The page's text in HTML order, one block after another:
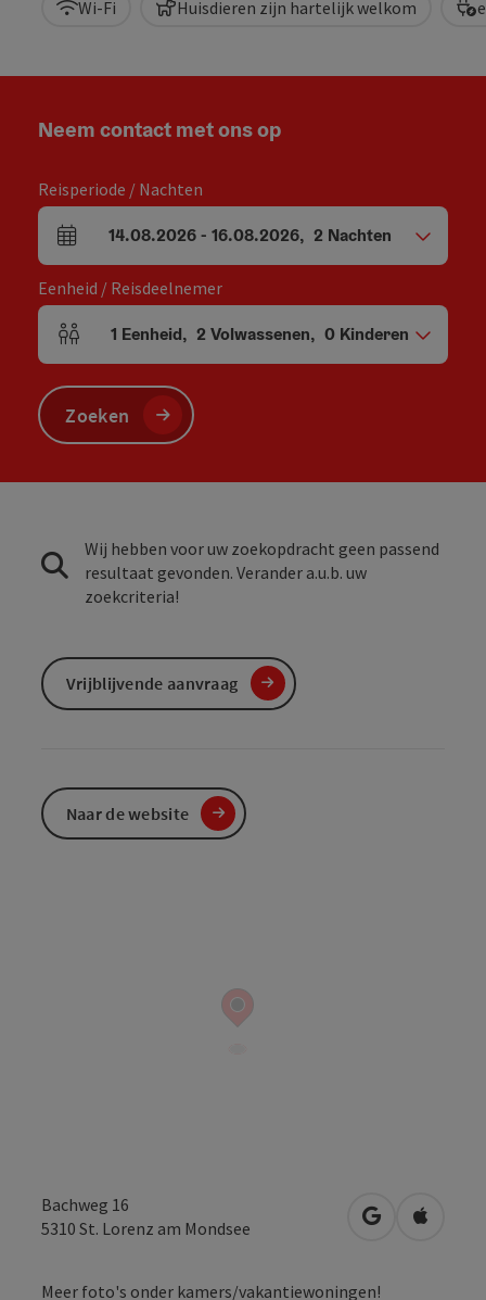
Wi-Fi Huisdieren zijn hartelijk welkom
Bachweg 16
5310 St. Lorenz am Mondsee Openen in
Meer foto's onder kamers/vakantiewoningen!
Neem contact met ons op
Reisperiode / Nachten
Velden voor aankomst en vertrek
14.08.2026- 16.08.2026, 2 Nachten
Eenheid / Reisdeelnemer
Aantal eenheden en persoonsvelden
1 Eenheid, 2 Volwassenen, 0 Kinderen
Zoeken
Wij hebben voor uw zoekopdracht geen passend
resultaat gevonden. Verander a.u.b. uw
zoekcriteria!
Vrijblijvende aanvraag
Naar de website